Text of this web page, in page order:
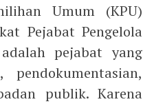
Umum (KPU)
Pejabat Pengelola
pejabat yang
publik. Karena